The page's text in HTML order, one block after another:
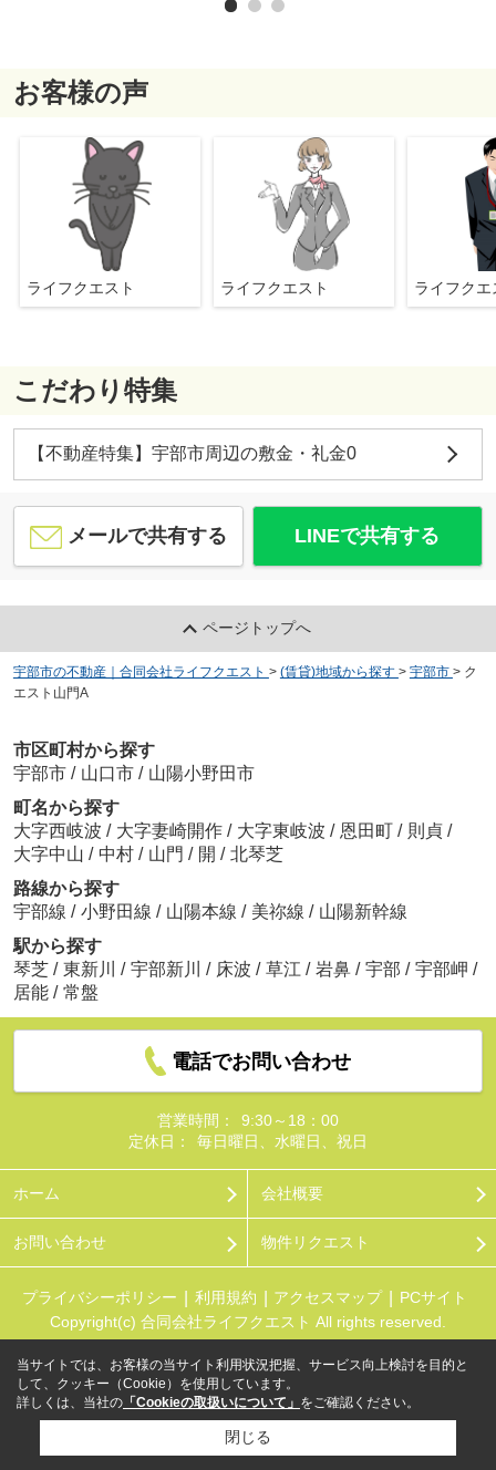
お客様の声
ライフクエスト ライフクエスト ライフク
こだわり特集
【不動産特集】宇部市周辺の敷金・礼金0
メールで共有する LINEで共有する
ページトップへ
宇部市の不動産｜合同会社ライフクエスト > (賃貸)地域から探す > 宇部市 > ク
エスト山門A
市区町村から探す
宇部市 / 山口市 / 山陽小野田市
町名から探す
大字西岐波 / 大字妻崎開作 / 大字東岐波 / 恩田町 / 則貞 /
大字中山 / 中村 / 山門 / 開 / 北琴芝
路線から探す
宇部線 / 小野田線 / 山陽本線 / 美祢線 / 山陽新幹線
駅から探す
琴芝 / 東新川 / 宇部新川 / 床波 / 草江 / 岩鼻 / 宇部 / 宇部岬 /
居能 / 常盤
電話でお問い合わせ
営業時間：
9:30～18：00
定休日：
毎日曜日、水曜日、祝日
ホーム 会社概要
お問い合わせ 物件リクエスト
プライバシーポリシー 利用規約 アクセスマップ
PCサイト
Copyright(c) 合同会社ライフクエスト All rights reserved.
当サイトでは、お客様の当サイト利用状況把握、サービス向上検討を目的と
して、クッキー（Cookie）を使用しています。
詳しくは、当社の 「Cookieの取扱いについて」 をご確認ください。
閉じる